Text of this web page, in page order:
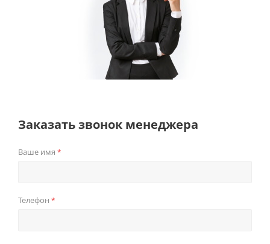
Заказать звонок менеджера
Ваше имя *
Телефон *